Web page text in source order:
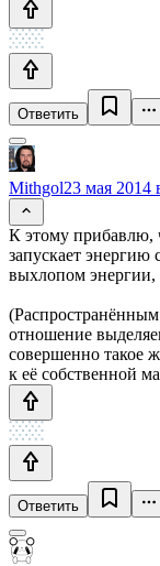
Ответить
Mithgol23 мая 2014
К этому прибавлю,
запускает
выхлопом
(Распространённым
отношение
совершенно такое
к её собственной
Ответить